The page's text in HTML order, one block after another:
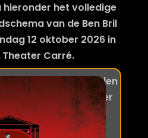
hieronder het volledige
van de Ben Bril
12 oktober 2026 in
Theater Carré.
social media kanalen
alle updates over